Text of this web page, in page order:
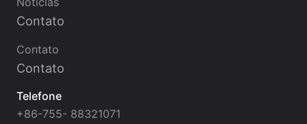
Contato
Contato
Contato
Telefone
+86-755- 88321071